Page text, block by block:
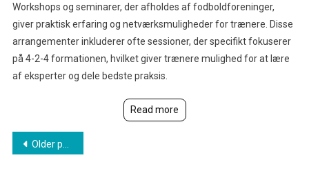
Workshops og seminarer, der afholdes af fodboldforeninger,
giver praktisk erfaring og netværksmuligheder for trænere. Disse
arrangementer inkluderer ofte sessioner, der specifikt fokuserer
på 4-2-4 formationen, hvilket giver trænere mulighed for at lære
af eksperter og dele bedste praksis.
Read more
Posts
Older posts